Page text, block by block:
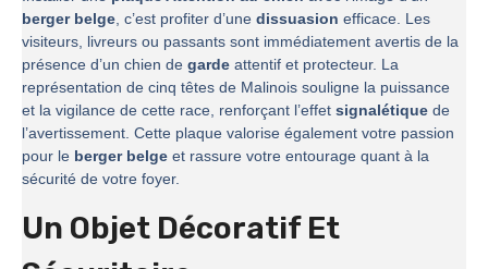
berger belge, c’est profiter d’une dissuasion efficace. Les
visiteurs, livreurs ou passants sont immédiatement avertis de la
présence d’un chien de garde attentif et protecteur. La
représentation de cinq têtes de Malinois souligne la puissance
et la vigilance de cette race, renforçant l’effet signalétique de
l’avertissement. Cette plaque valorise également votre passion
pour le berger belge et rassure votre entourage quant à la
sécurité de votre foyer.
Un Objet Décoratif Et